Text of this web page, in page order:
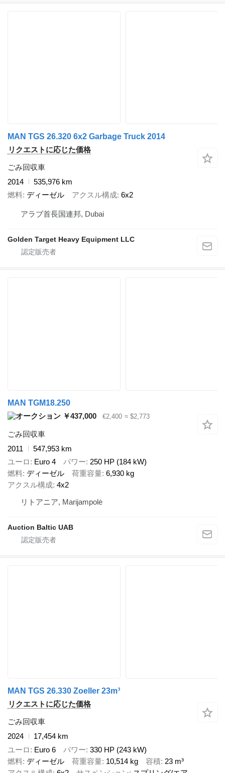
MAN TGS 26.320 6x2 Garbage Truck 2014
リクエストに応じた価格
ごみ回収車
2014
535,976 km
燃料 ディーゼル アクスル構成 6x2
アラブ首長国連邦, Dubai
Golden Target Heavy Equipment LLC
MAN TGM18.250
￥437,000
€2,400 ≈ $2,773
ごみ回収車
2011
547,953 km
ユーロ
Euro 4 パワー 250 HP (184 kW)
燃料 ディーゼル 荷重容量 6,930 kg
アクスル構成 4x2
リトアニア, Marijampolė
Auction Baltic UAB
MAN TGS 26.330 Zoeller 23m³
リクエストに応じた価格
ごみ回収車
2024
17,454 km
ユーロ
Euro 6 パワー 330 HP (243 kW)
燃料 ディーゼル 荷重容量 10,514 kg 容積 23 m³